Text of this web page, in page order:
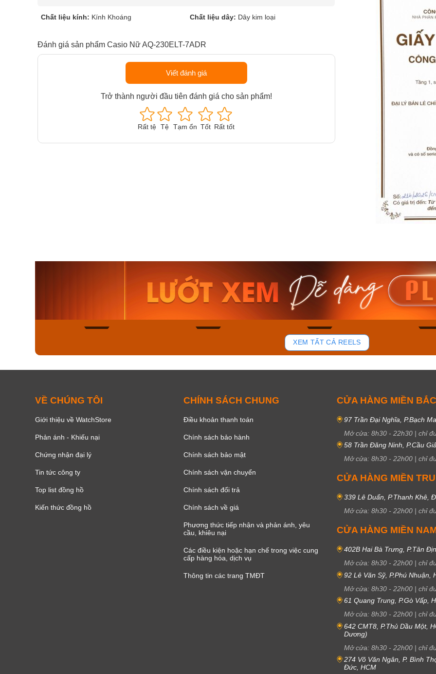
Chất liệu kính: Kính Khoáng Chất liệu dây: Dây kim loại
Đánh giá sản phẩm Casio Nữ AQ-230ELT-7ADR
Viết đánh giá
Trở thành người đầu tiên đánh giá cho sản phẩm!
Rất tệ Tệ Tạm ổn Tốt Rất tốt
Casio Nam MTS-
115D-1AVDF
2.823.000₫
2.399.550₫
Mua ngay
37
Casio Nam MTS-
RS100L-1AVDF
4.276.000₫
3.634.600₫
Casio
230EL-
Mua
XEM TẤT CẢ REELS
VỀ CHÚNG TÔI
Giới thiệu về WatchStore
Phản ánh - Khiếu nại
Chứng nhận đại lý
Tin tức công ty
Top list đồng hồ
Kiến thức đồng hồ
CHÍNH SÁCH CHUNG
Điều khoản thanh toán
Chính sách bảo hành
Chính sách bảo mật
Chính sách vận chuyển
Chính sách đổi trả
Chính sách về giá
Phương thức tiếp nhận và phản ánh, yêu
cầu, khiêu nại
Các điều kiện hoặc hạn chế trong việc cung
cấp hàng hóa, dịch vụ
Thông tin các trang TMĐT
CỬA HÀNG MIỀN BẮC
97 Trần Đại Nghĩa, P.Bạch
Mở cửa: 8h30 - 22h30 | chỉ
58 Trần Đăng Ninh, P.Cầu
Mở cửa: 8h30 - 22h00 | chỉ
CỬA HÀNG MIỀN
339 Lê Duẩn, P.Thanh Khê,
Mở cửa: 8h30 - 22h00 | chỉ
CỬA HÀNG MIỀN
402B Hai Bà Trưng, P.Tân
Mở cửa: 8h30 - 22h00 | chỉ
92 Lê Văn Sỹ, P.Phú Nhuận,
Mở cửa: 8h30 - 22h00 | chỉ
61 Quang Trung, P.Gò Vấp,
Mở cửa: 8h30 - 22h00 | chỉ
642 CMT8, P.Thủ Dầu Một,
Dương)
Mở cửa: 8h30 - 22h00 | chỉ
274 Võ Văn Ngân, P. Bình
Đức, HCM